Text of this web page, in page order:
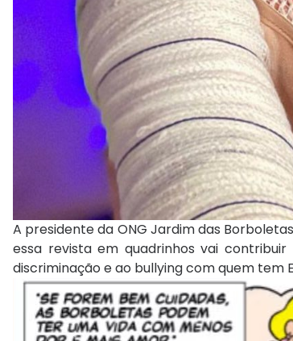
A presidente da ONG Jardim das
essa revista em quadrinhos vai
discriminação e ao bullying com quem tem